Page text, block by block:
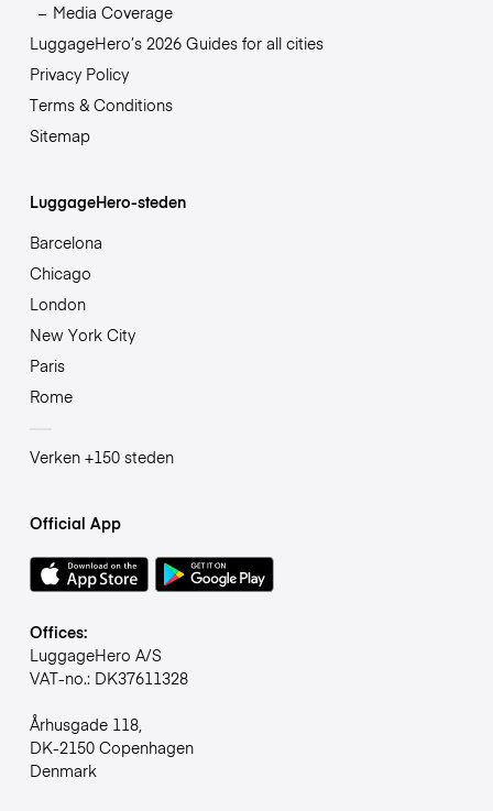
Media Coverage
LuggageHero’s 2026 Guides for all cities
Privacy Policy
Terms & Conditions
Sitemap
LuggageHero-steden
Barcelona
Chicago
London
New York City
Paris
Rome
Verken +150 steden
Official App
Offices:
LuggageHero A/S
VAT-no.: DK37611328
Århusgade 118,
DK-2150 Copenhagen
Denmark